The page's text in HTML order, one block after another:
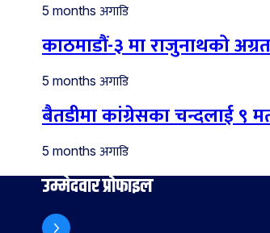
5 months अगाडि
काठमाडौं-३ मा राजुनाथको
5 months अगाडि
बैतडीमा कांग्रेसका चन्दलाई ९
5 months अगाडि
उम्मेदवार प्रोफाइल